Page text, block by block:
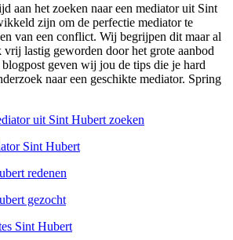
aan het zoeken naar een mediator uit Sint
zijn om de perfectie mediator te
van een conflict. Wij begrijpen dit maar al
vrij lastig geworden door het grote aanbod
geven wij jou de tips die je hard
naar een geschikte mediator. Spring
uit Sint Hubert zoeken
Sint Hubert
redenen
gezocht
Sint Hubert